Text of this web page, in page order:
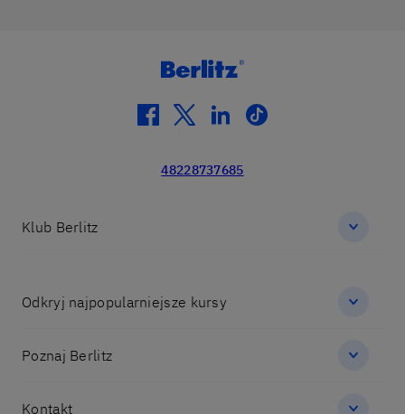
facebook
twitterlinkedin
tiktok
48228737685
Klub Berlitz
Odkryj najpopularniejsze kursy
Poznaj Berlitz
Kontakt